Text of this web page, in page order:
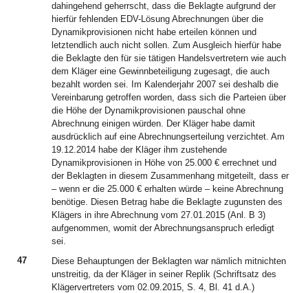
dahingehend geherrscht, dass die Beklagte aufgrund der
hierfür fehlenden EDV-Lösung Abrechnungen über die
Dynamikprovisionen nicht habe erteilen können und
letztendlich auch nicht sollen. Zum Ausgleich hierfür habe
die Beklagte den für sie tätigen Handelsvertretern wie auch
dem Kläger eine Gewinnbeteiligung zugesagt, die auch
bezahlt worden sei. Im Kalenderjahr 2007 sei deshalb die
Vereinbarung getroffen worden, dass sich die Parteien über
die Höhe der Dynamikprovisionen pauschal ohne
Abrechnung einigen würden. Der Kläger habe damit
ausdrücklich auf eine Abrechnungserteilung verzichtet. Am
19.12.2014 habe der Kläger ihm zustehende
Dynamikprovisionen in Höhe von 25.000 € errechnet und
der Beklagten in diesem Zusammenhang mitgeteilt, dass er
– wenn er die 25.000 € erhalten würde – keine Abrechnung
benötige. Diesen Betrag habe die Beklagte zugunsten des
Klägers in ihre Abrechnung vom 27.01.2015 (Anl. B 3)
aufgenommen, womit der Abrechnungsanspruch erledigt
sei.
47
Diese Behauptungen der Beklagten war nämlich mitnichten
unstreitig, da der Kläger in seiner Replik (Schriftsatz des
Klägervertreters vom 02.09.2015, S. 4, Bl. 41 d.A.)